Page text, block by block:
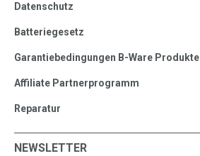
Datenschutz
Batteriegesetz
Garantiebedingungen B-Ware Produkte
Affiliate Partnerprogramm
Reparatur
NEWSLETTER